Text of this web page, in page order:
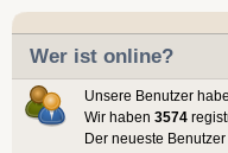
Wer ist online?
Unsere Benutzer
Wir haben 3574
Der neueste